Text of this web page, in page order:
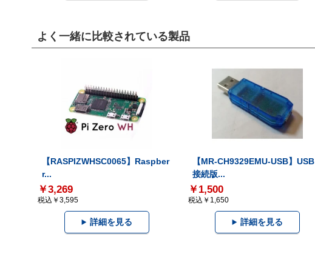
よく一緒に比較されている製品
【RASPIZWHSC0065】Raspber
r...
￥3,269
税込￥3,595
詳細を見る
【MR-CH9329EMU-USB】USB
接続版...
￥1,500
税込￥1,650
詳細を見る